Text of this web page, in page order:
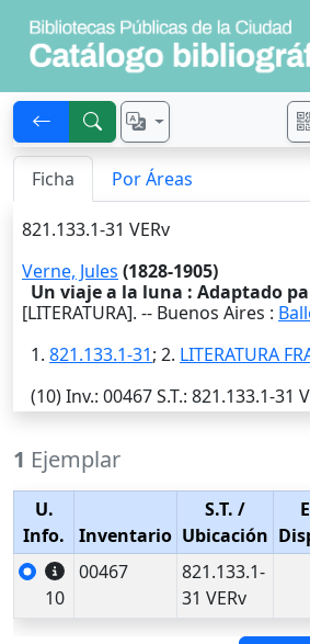
Ficha Por Áreas
821.133.1-31 VERv
Verne, Jules (1828-1905)
Un viaje a la luna : Adaptado
[LITERATURA]. -- Buenos Aires :
1. 821.133.1-31; 2. LITERATURA
(10)Inv.: 00467S.T.: 821.133.1-31
1 Ejemplar
U.
Info.
Inventario
S.T. /
Ubicación
10
00467
821.133.1-
31 VERv